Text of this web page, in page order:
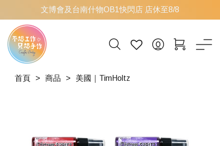
文博會及台南什物OB1快閃店 店休至8/8
首頁 商品 美國｜TimHoltz